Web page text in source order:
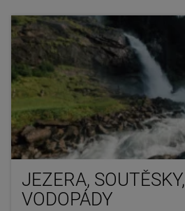
JEZERA, SOUTĚSKY,
VODOPÁDY